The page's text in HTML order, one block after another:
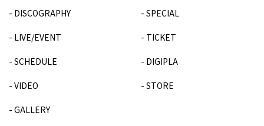
DISCOGRAPHY
LIVE/EVENT
SCHEDULE
VIDEO
GALLERY
SPECIAL
TICKET
DIGIPLA
STORE